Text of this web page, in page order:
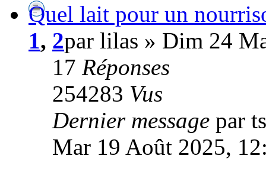
Quel lait pour un
1, 2par lilas » Dim 24
17 Réponses
254283 Vus
Dernier message par
Mar 19 Août 2025,